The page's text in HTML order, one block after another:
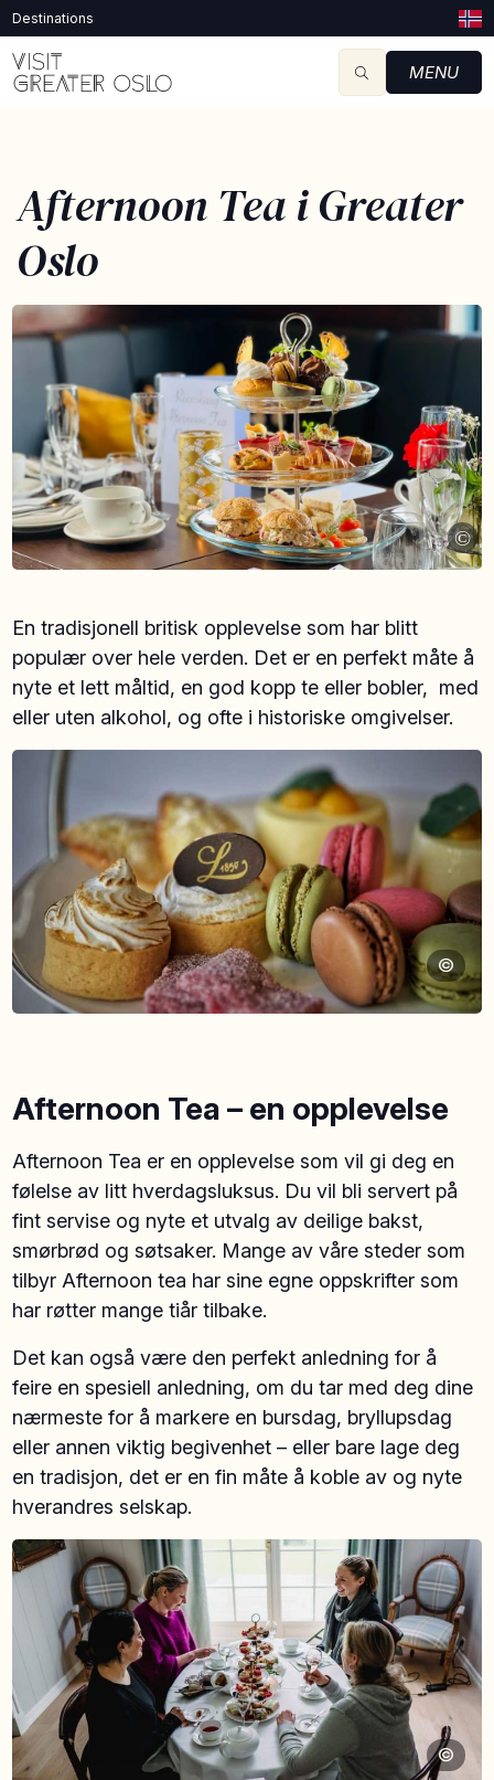
Destinations
MENU
Afternoon Tea i Greater
Oslo
©
En tradisjonell britisk opplevelse som har blitt
populær over hele verden. Det er en perfekt måte å
nyte et lett måltid, en god kopp te eller bobler, med
eller uten alkohol, og ofte i historiske omgivelser.
©
Afternoon Tea – en opplevelse
Afternoon Tea er en opplevelse som vil gi deg en
følelse av litt hverdagsluksus. Du vil bli servert på
fint servise og nyte et utvalg av deilige bakst,
smørbrød og søtsaker. Mange av våre steder som
tilbyr Afternoon tea har sine egne oppskrifter som
har røtter mange tiår tilbake.
Det kan også være den perfekt anledning for å
feire en spesiell anledning, om du tar med deg dine
nærmeste for å markere en bursdag, bryllupsdag
eller annen viktig begivenhet – eller bare lage deg
en tradisjon, det er en fin måte å koble av og nyte
hverandres selskap.
©